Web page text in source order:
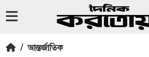
/ আন্তর্জাতিক